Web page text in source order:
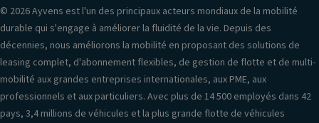
© 2026 Ayvens est l'un des principaux acteurs mondiaux de la mobilité
durable qui s'engage à améliorer la fluidité de la vie. Depuis des
décennies, nous améliorons la mobilité en proposant des solutions de
leasing complet, d'abonnement flexibles, de gestion de flotte et de multi-
mobilité aux grandes entreprises internationales, aux PME, aux
professionnels et aux particuliers. Avec plus de 14 500 employés dans 42
pays, 3,4 millions de véhicules et la plus grande flotte de véhicules